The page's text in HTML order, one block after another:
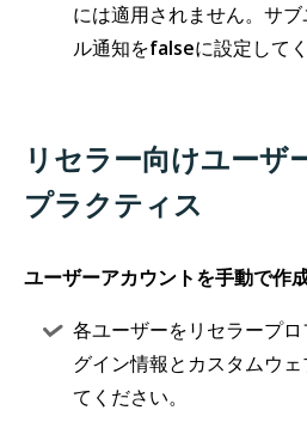
には適用されません。サ
ル通知をfalseに設定して
リセラー向けユーザ
プラクティス
ユーザーアカウントを手動で作
各ユーザーをリセラープ
グイン情報とカスタムウ
てください。